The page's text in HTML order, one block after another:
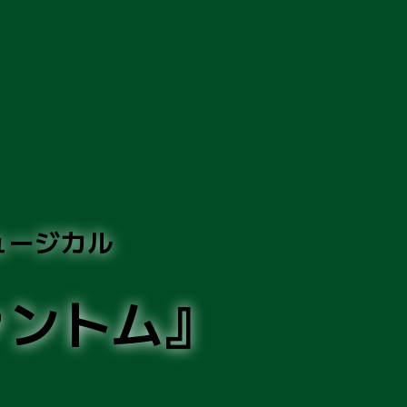
ージカル
トム』